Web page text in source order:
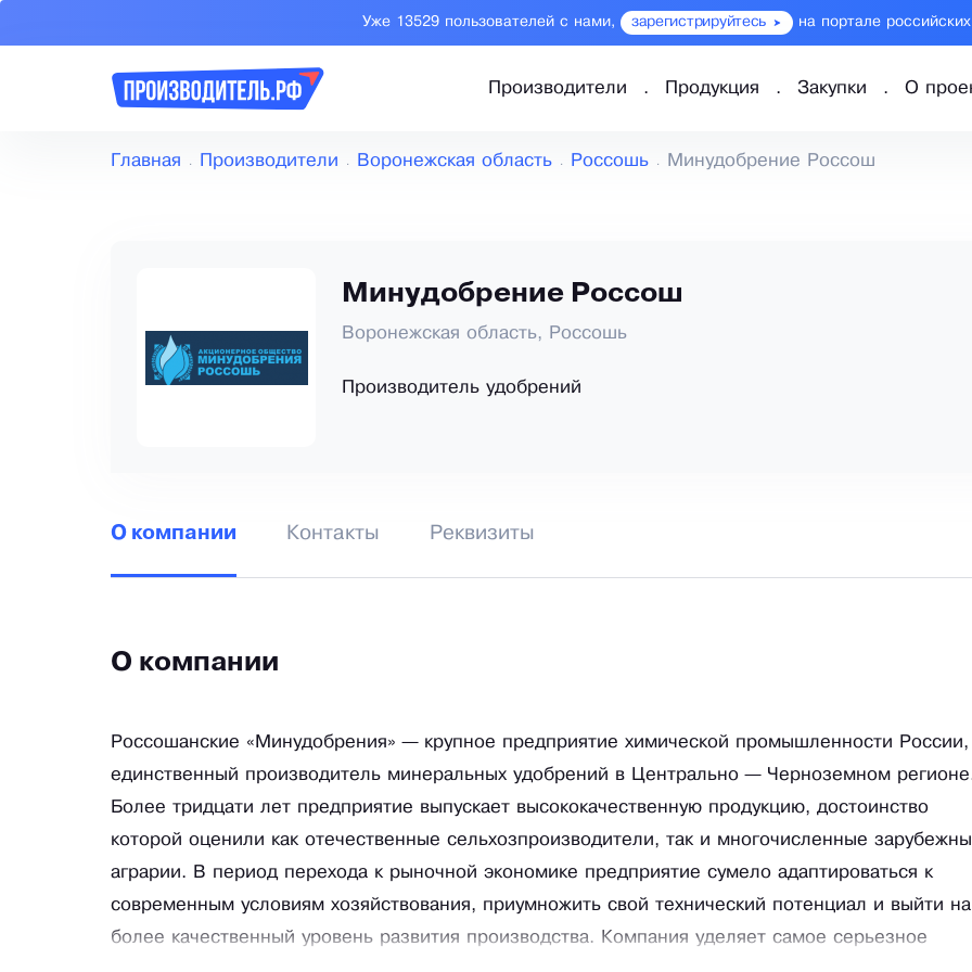
Уже 13529 пользователей с нами, зарегистрируйтесь на портале
Производители Продукция Закупки О
Главная Производители Воронежская область Россошь Минудобрение Россош
Минудобрение Россош
Воронежская область, Россошь
Производитель удобрений
О компании Контакты Реквизиты
О компании
Россошанские «Минудобрения» — крупное предприятие химической промышленности России,
единственный производитель минеральных удобрений в Центрально — Черноземном
Более тридцати лет предприятие выпускает высококачественную продукцию, достоинство
которой оценили как отечественные сельхозпроизводители, так и многочисленные
аграрии. В период перехода к рыночной экономике предприятие сумело адаптироваться к
современным условиям хозяйствования, приумножить свой технический потенциал и выйти на
более качественный уровень развития производства. Компания уделяет самое серьезное